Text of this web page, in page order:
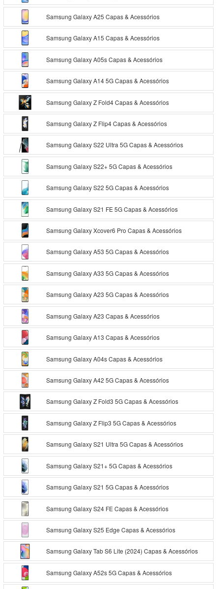
Samsung Galaxy A25 Capas & Acessórios
Samsung Galaxy A15 Capas & Acessórios
Samsung Galaxy A05s Capas & Acessórios
Samsung Galaxy A14 5G Capas & Acessórios
Samsung Galaxy Z Fold4 Capas & Acessórios
Samsung Galaxy Z Flip4 Capas & Acessórios
Samsung Galaxy S22 Ultra 5G Capas & Acessórios
Samsung Galaxy S22+ 5G Capas & Acessórios
Samsung Galaxy S22 5G Capas & Acessórios
Samsung Galaxy S21 FE 5G Capas & Acessórios
Samsung Galaxy Xcover6 Pro Capas & Acessórios
Samsung Galaxy A53 5G Capas & Acessórios
Samsung Galaxy A33 5G Capas & Acessórios
Samsung Galaxy A23 5G Capas & Acessórios
Samsung Galaxy A23 Capas & Acessórios
Samsung Galaxy A13 Capas & Acessórios
Samsung Galaxy A04s Capas & Acessórios
Samsung Galaxy A42 5G Capas & Acessórios
Samsung Galaxy Z Fold3 5G Capas & Acessórios
Samsung Galaxy Z Flip3 5G Capas & Acessórios
Samsung Galaxy S21 Ultra 5G Capas & Acessórios
Samsung Galaxy S21+ 5G Capas & Acessórios
Samsung Galaxy S21 5G Capas & Acessórios
Samsung Galaxy S24 FE Capas & Acessórios
Samsung Galaxy S25 Edge Capas & Acessórios
Samsung Galaxy Tab S6 Lite (2024) Capas & Acessórios
Samsung Galaxy A52s 5G Capas & Acessórios